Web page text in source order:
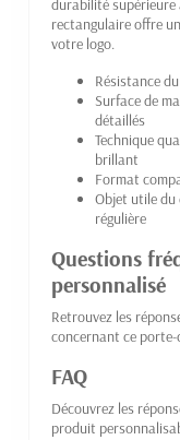
durabilité supérieure
rectangulaire offre
votre logo.
Résistance
Surface de
détaillés
Technique
brillant
Format
Objet utile
régulière
Questions
personnalisé
Retrouvez les
concernant ce
FAQ
Découvrez les
produit